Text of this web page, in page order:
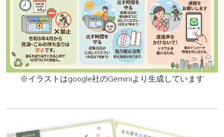
※イラストはgoogle社のGeminiより生成しています